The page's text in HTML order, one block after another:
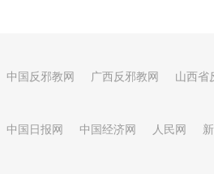
中国反邪教网 广西反邪教网 山西省
中国日报网 中国经济网 人民网